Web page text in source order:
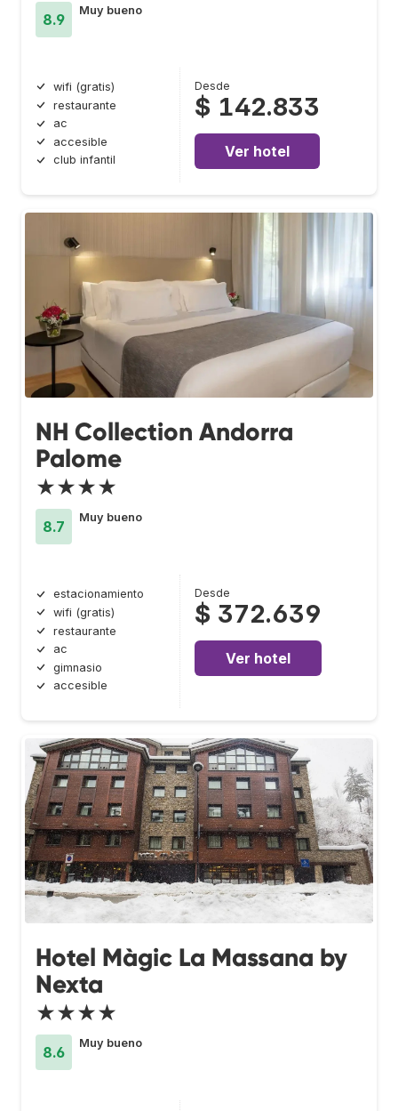
8.9
Muy bueno
wifi (gratis)
restaurante
ac
accesible
club infantil
Desde
$ 142.833
Ver hotel
NH Collection Andorra
Palome
★★★★
8.7
Muy bueno
estacionamiento
wifi (gratis)
restaurante
ac
gimnasio
accesible
Desde
$ 372.639
Ver hotel
Hotel Màgic La Massana by
Nexta
★★★★
8.6
Muy bueno